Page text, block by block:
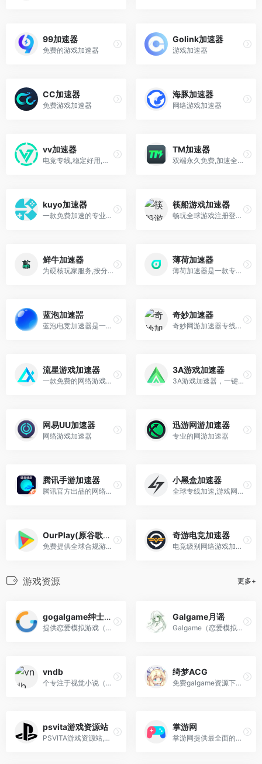
99加速器
免费的游戏加速器
Golink加速器
游戏加速器
CC加速器
免费游戏加速器
海豚加速器
网络游戏加速器
vv加速器
电竞专线,稳定好用,全球游戏,免费加速
TM加速器
双端永久免费,加速全球游戏
kuyo加速器
一款免费加速的专业日韩手游盒子
筷船游戏加速器
畅玩全球游戏注册登录轻松搞定，多种套餐灵活选择
鲜牛加速器
为硬核玩家服务,按分钟计费,随时可暂停
薄荷加速器
薄荷加速器是一款专业网络游戏加速工具，完美加速NBA2K21、彩虹六号、GTA5、糖豆人、绝地求生、使命召唤等上千款游戏，有效解决游戏中出现的延迟、丢包、卡顿等问题
蓝泡加速噐
蓝泡电竞加速器是一款专业并且免费的游戏加速器,提供支持海量热门游戏加速服务,低延迟畅玩解决GTA5,绝地求生 吃鸡,战地系列等热门游戏和其他游戏网络卡顿,网络错误,登录困难等问题,带来稳的游戏体验
奇妙加速器
奇妙网游加速器专线加速上千款网游,全国节点覆盖,新用户注册免费送时长,支持绝地求生、steam、彩虹六号、apex英雄、GTA5、星际战甲、CSGO、LOL英雄联盟等海量游戏加速
流星游戏加速器
一款免费的网络游戏加速器，有效降低用户延迟、掉线等问题，加速全球游戏，流星游戏加速器。
3A游戏加速器
3A游戏加速器，一键解决游戏网络卡顿、延迟、丢包、加载缓慢等问题。免费加速绝地求生、steam、APEX、GTA5、英雄联盟等数千款款海外游戏
网易UU加速器
网络游戏加速器
迅游网游加速器
专业的网游加速器
腾讯手游加速器
腾讯官方出品的网络优化和游戏辅助工具
小黑盒加速器
全球专线加速,游戏网络专家
OurPlay(原谷歌空间)
免费提供全球合规游戏及应用的网络加速功能
奇游电竞加速器
电竞级别网络游戏加速工具
游戏资源 更多+
gogalgame绅士天堂
提供恋爱模拟游戏（Galgame）及相关资源的网站
Galgame月谣
Galgame（恋爱模拟游戏）资源分享与交流的社区平台
vndb
个专注于视觉小说（Visual Novel）的数据库和资源平台
绮梦ACG
免费galgame资源下载网站，ACG（动画、漫画、游戏）内容为核心，涵盖Galgame、动漫、音乐等多个领域
psvita游戏资源站
PSVITA游戏资源站,探索复古游戏世界,这里是PSV,PSP,NDS,3DS,GBA掌机游戏资源的宝库！提供海量经典与热门游戏资源免费下载,涵盖角色扮演,动作冒险,益智解谜等丰富类型。
掌游网
掌游网提供最全面的XCI、NSP格式switch游戏下载